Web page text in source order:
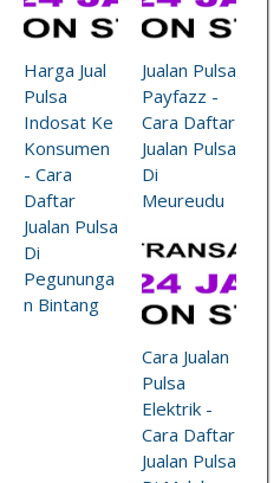
Harga Jual
Pulsa
Indosat Ke
Konsumen
- Cara
Daftar
Jualan Pulsa
Di
Pegununga
n Bintang
Jualan Pulsa
Payfazz -
Cara Daftar
Jualan Pulsa
Di
Meureudu
Cara Jualan
Pulsa
Elektrik -
Cara Daftar
Jualan Pulsa